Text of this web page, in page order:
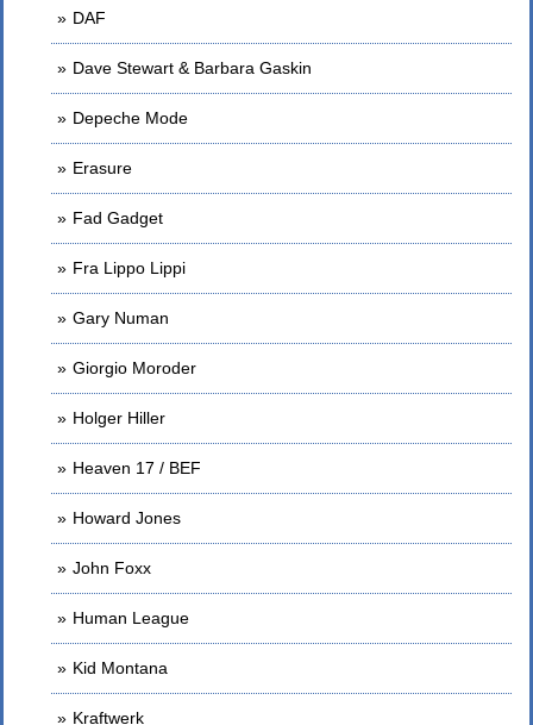
DAF
Dave Stewart & Barbara Gaskin
Depeche Mode
Erasure
Fad Gadget
Fra Lippo Lippi
Gary Numan
Giorgio Moroder
Holger Hiller
Heaven 17 / BEF
Howard Jones
John Foxx
Human League
Kid Montana
Kraftwerk